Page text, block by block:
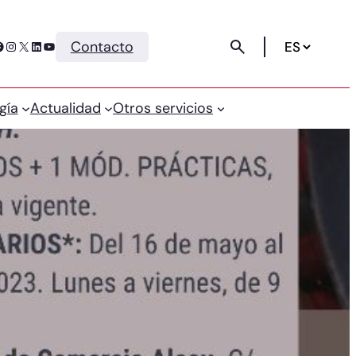
Instagram X LinkedIn YouTube Contacto
Actualidad Otros servicios